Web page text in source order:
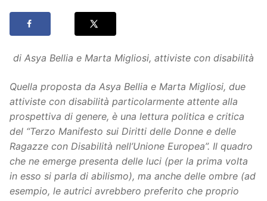
di Asya Bellia e Marta Migliosi, attiviste con disabilità
Quella proposta da Asya Bellia e Marta Migliosi, due
attiviste con disabilità particolarmente attente alla
prospettiva di genere, è una lettura politica e critica
del “Terzo Manifesto sui Diritti delle Donne e delle
Ragazze con Disabilità nell’Unione Europea”. Il quadro
che ne emerge presenta delle luci (per la prima volta
in esso si parla di abilismo), ma anche delle ombre (ad
esempio, le autrici avrebbero preferito che proprio